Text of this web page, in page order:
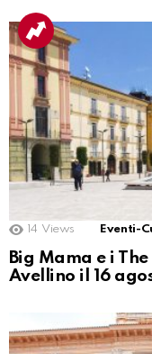
14 Views Eventi-
Big Mama e i
Avellino il 16